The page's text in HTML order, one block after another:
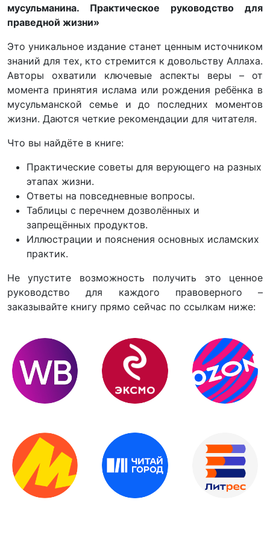
мусульманина. Практическое руководство для
праведной жизни»
Это уникальное издание станет ценным источником
знаний для тех, кто стремится к довольству Аллаха.
Авторы охватили ключевые аспекты веры – от
момента принятия ислама или рождения ребёнка в
мусульманской семье и до последних моментов
жизни. Даются четкие рекомендации для читателя.
Что вы найдёте в книге:
Практические советы для верующего на разных
этапах жизни.
Ответы на повседневные вопросы.
Таблицы с перечнем дозволённых и
запрещённых продуктов.
Иллюстрации и пояснения основных исламских
практик.
Не упустите возможность получить это ценное
руководство для каждого правоверного –
заказывайте книгу прямо сейчас по ссылкам ниже: